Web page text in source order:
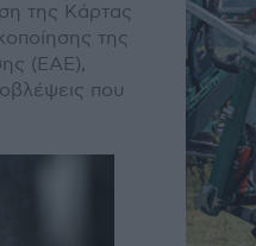
της Κάρτας
της
(ΕΑΕ),
που